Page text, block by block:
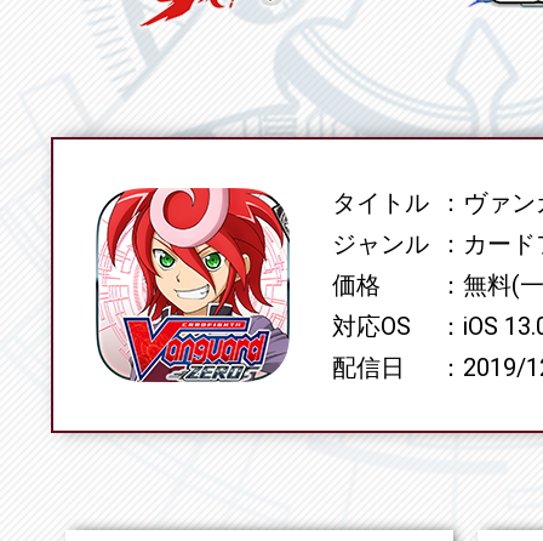
SPECタイトル
ヴァン
ジャンル
カード
価格
無料(
対応OS
iOS
配信日
2019/